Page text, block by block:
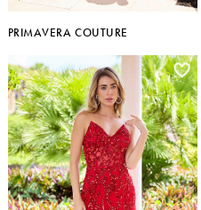
PRIMAVERA COUTURE